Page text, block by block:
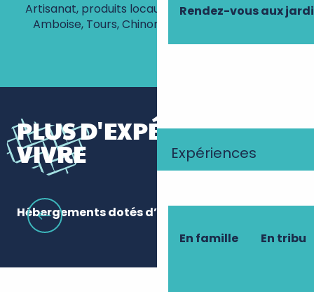
Rendez-vous aux
Expériences
En famille En tribu
Artisanat, produits locaux et ambiance festive à
Amboise, Tours, Chinon et bien d’autres villes.
PLUS D'EXPÉRIENCES À
VIVRE
Hébergements dotés d’un espace bien-être